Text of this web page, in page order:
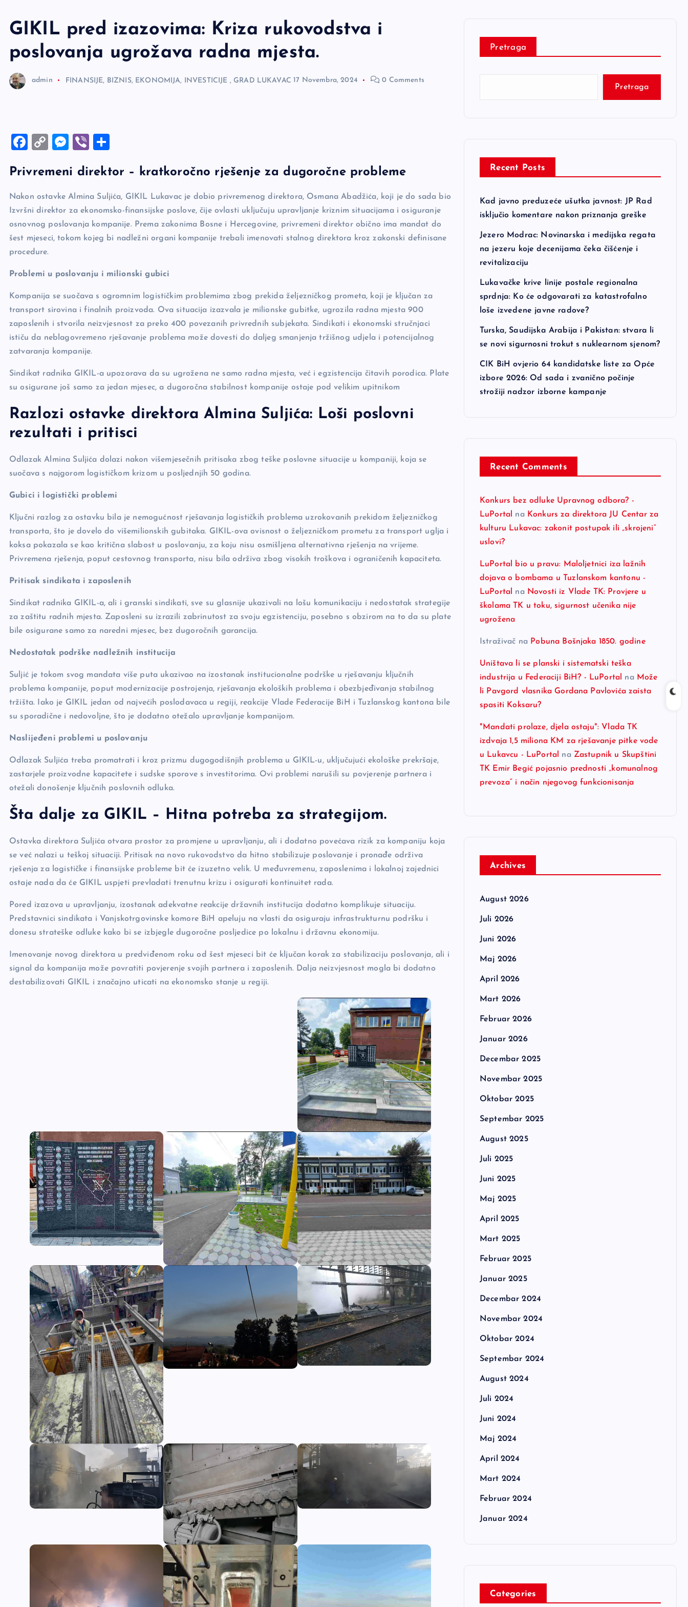
GIKIL pred izazovima: Kriza rukovodstva i
poslovanja ugrožava radna mjesta.
admin FINANSIJE, BIZNIS, EKONOMIJA, INVESTICIJE , GRAD LUKAVAC 17 Novembra, 2024 0 Comments
F
c
e
b
o
o
k
C
p
y
Li
n
k
M
se
n
g
er
Vi
er ar
e
Privremeni direktor – kratkoročno rješenje za dugoročne probleme
Nakon ostavke Almina Suljića, GIKIL Lukavac je dobio privremenog direktora, Osmana Abadžića, koji je do sada bio
Izvršni direktor za ekonomsko-finansijske poslove, čije ovlasti uključuju upravljanje kriznim situacijama i osiguranje
osnovnog poslovanja kompanije. Prema zakonima Bosne i Hercegovine, privremeni direktor obično ima mandat do
šest mjeseci, tokom kojeg bi nadležni organi kompanije trebali imenovati stalnog direktora kroz zakonski definisane
procedure.
Problemi u poslovanju i milionski gubici
Kompanija se suočava s ogromnim logističkim problemima zbog prekida željezničkog prometa, koji je ključan za
transport sirovina i finalnih proizvoda. Ova situacija izazvala je milionske gubitke, ugrozila radna mjesta 900
zaposlenih i stvorila neizvjesnost za preko 400 povezanih privrednih subjekata. Sindikati i ekonomski stručnjaci
ističu da neblagovremeno rješavanje problema može dovesti do daljeg smanjenja tržišnog udjela i potencijalnog
zatvaranja kompanije.
Sindikat radnika GIKIL-a upozorava da su ugrožena ne samo radna mjesta, već i egzistencija čitavih porodica. Plate
su osigurane još samo za jedan mjesec, a dugoročna stabilnost kompanije ostaje pod velikim upitnikom
Razlozi ostavke direktora Almina Suljića: Loši poslovni
rezultati i pritisci
Odlazak Almina Suljića dolazi nakon višemjesečnih pritisaka zbog teške poslovne situacije u kompaniji, koja se
suočava s najgorom logističkom krizom u posljednjih 50 godina.
Gubici i logistički problemi
Ključni razlog za ostavku bila je nemogućnost rješavanja logističkih problema uzrokovanih prekidom željezničkog
transporta, što je dovelo do višemilionskih gubitaka. GIKIL-ova ovisnost o željezničkom prometu za transport uglja i
koksa pokazala se kao kritična slabost u poslovanju, za koju nisu osmišljena alternativna rješenja na vrijeme.
Privremena rješenja, poput cestovnog transporta, nisu bila održiva zbog visokih troškova i ograničenih kapaciteta.
Pritisak sindikata i zaposlenih
Sindikat radnika GIKIL-a, ali i granski sindikati, sve su glasnije ukazivali na lošu komunikaciju i nedostatak strategije
za zaštitu radnih mjesta. Zaposleni su izrazili zabrinutost za svoju egzistenciju, posebno s obzirom na to da su plate
bile osigurane samo za naredni mjesec, bez dugoročnih garancija.
Nedostatak podrške nadležnih institucija
Suljić je tokom svog mandata više puta ukazivao na izostanak institucionalne podrške u rješavanju ključnih
problema kompanije, poput modernizacije postrojenja, rješavanja ekoloških problema i obezbjeđivanja stabilnog
tržišta. Iako je GIKIL jedan od najvećih poslodavaca u regiji, reakcije Vlade Federacije BiH i Tuzlanskog kantona bile
su sporadične i nedovoljne, što je dodatno otežalo upravljanje kompanijom.
Naslijeđeni problemi u poslovanju
Odlazak Suljića treba promatrati i kroz prizmu dugogodišnjih problema u GIKIL-u, uključujući ekološke prekršaje,
zastarjele proizvodne kapacitete i sudske sporove s investitorima. Ovi problemi narušili su povjerenje partnera i
otežali donošenje ključnih poslovnih odluka.
Šta dalje za GIKIL – Hitna potreba za strategijom.
Ostavka direktora Suljića otvara prostor za promjene u upravljanju, ali i dodatno povećava rizik za kompaniju koja
se već nalazi u teškoj situaciji. Pritisak na novo rukovodstvo da hitno stabilizuje poslovanje i pronađe održiva
rješenja za logističke i finansijske probleme bit će izuzetno velik. U međuvremenu, zaposlenima i lokalnoj zajednici
ostaje nada da će GIKIL uspjeti prevladati trenutnu krizu i osigurati kontinuitet rada.
Pored izazova u upravljanju, izostanak adekvatne reakcije državnih institucija dodatno komplikuje situaciju.
Predstavnici sindikata i Vanjskotrgovinske komore BiH apeluju na vlasti da osiguraju infrastrukturnu podršku i
donesu strateške odluke kako bi se izbjegle dugoročne posljedice po lokalnu i državnu ekonomiju.
Imenovanje novog direktora u predviđenom roku od šest mjeseci bit će ključan korak za stabilizaciju poslovanja, ali i
signal da kompanija može povratiti povjerenje svojih partnera i zaposlenih. Dalja neizvjesnost mogla bi dodatno
destabilizovati GIKIL i značajno uticati na ekonomsko stanje u regiji.
Pretraga
Pretraga
Recent Posts
Kad javno preduzeće ušutka javnost: JP Rad
isključio komentare nakon priznanja greške
Jezero Modrac: Novinarska i medijska regata
na jezeru koje decenijama čeka čišćenje i
revitalizaciju
Lukavačke krive linije postale regionalna
sprdnja: Ko će odgovarati za katastrofalno
loše izvedene javne radove?
Turska, Saudijska Arabija i Pakistan: stvara li
se novi sigurnosni trokut s nuklearnom sjenom?
CIK BiH ovjerio 64 kandidatske liste za Opće
izbore 2026: Od sada i zvanično počinje
strožiji nadzor izborne kampanje
Recent Comments
Konkurs bez odluke Upravnog odbora? -
LuPortal
na Konkurs za direktora JU Centar za
kulturu Lukavac: zakonit postupak ili „skrojeni“
uslovi?
LuPortal bio u pravu: Maloljetnici iza lažnih
dojava o bombama u Tuzlanskom kantonu -
LuPortal
na Novosti iz Vlade TK: Provjere u
školama TK u toku, sigurnost učenika nije
ugrožena
Istraživač na Pobuna Bošnjaka 1850. godine
Uništava li se planski i sistematski teška
industrija u Federaciji BiH? - LuPortal
na Može
li Pavgord vlasnika Gordana Pavlovića zaista
spasiti Koksaru?
"Mandati prolaze, djela ostaju": Vlada TK
izdvaja 1,5 miliona KM za rješavanje pitke vode
u Lukavcu - LuPortal
na Zastupnik u Skupštini
TK Emir Begić pojasnio prednosti „komunalnog
prevoza“ i način njegovog funkcionisanja
Archives
August 2026
Juli 2026
Juni 2026
Maj 2026
April 2026
Mart 2026
Februar 2026
Januar 2026
Decembar 2025
Novembar 2025
Oktobar 2025
Septembar 2025
August 2025
Juli 2025
Juni 2025
Maj 2025
April 2025
Mart 2025
Februar 2025
Januar 2025
Decembar 2024
Novembar 2024
Oktobar 2024
Septembar 2024
August 2024
Juli 2024
Juni 2024
Maj 2024
April 2024
Mart 2024
Februar 2024
Januar 2024
Categories